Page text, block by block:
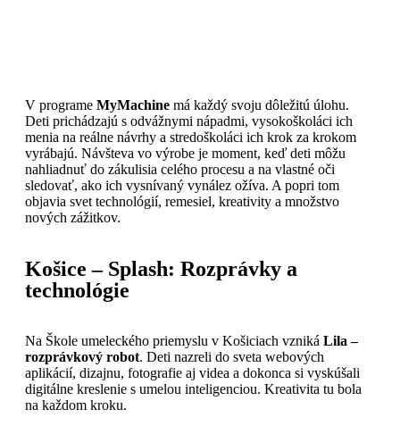
V programe MyMachine má každý svoju dôležitú úlohu.
Deti prichádzajú s odvážnymi nápadmi, vysokoškoláci ich
menia na reálne návrhy a stredoškoláci ich krok za krokom
vyrábajú. Návšteva vo výrobe je moment, keď deti môžu
nahliadnuť do zákulisia celého procesu a na vlastné oči
sledovať, ako ich vysnívaný vynález ožíva. A popri tom
objavia svet technológií, remesiel, kreativity a množstvo
nových zážitkov.
Košice – Splash: Rozprávky a
technológie
Na Škole umeleckého priemyslu v Košiciach vzniká Lila –
rozprávkový robot. Deti nazreli do sveta webových
aplikácií, dizajnu, fotografie aj videa a dokonca si vyskúšali
digitálne kreslenie s umelou inteligenciou. Kreativita tu bola
na každom kroku.